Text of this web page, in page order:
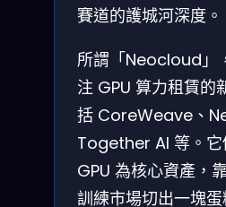
賽道的護城河深度。
所謂「Neocloud」
注 GPU 算力租賃的
括 CoreWeave、
Together AI 等。它
GPU 為核心資產，
訓練市場切出一塊